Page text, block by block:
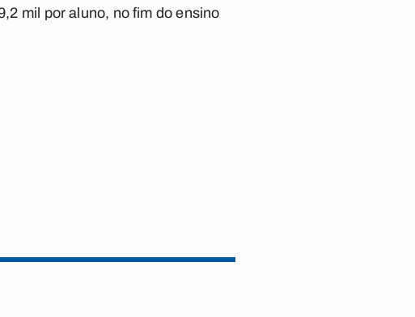
mil por aluno, no fim do ensino